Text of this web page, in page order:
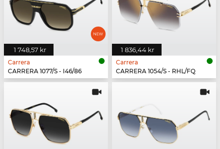
1 748,57 kr
Carrera
CARRERA 1077/S - I46/86
1 836,44 kr
Carrera
CARRERA 1054/S - RHL/FQ